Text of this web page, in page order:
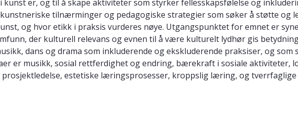
er, og til å skape aktiviteter som styrker fellesskapsfølelse og
tilnærminger og pedagogiske strategier som søker å støtte og
og hvor etikk i praksis vurderes nøye. Utgangspunktet for emnet er
der kulturell relevans og evnen til å være kulturelt lydhør gis
dans og drama som inkluderende og ekskluderende praksiser, og som
er musikk, sosial rettferdighet og endring, bærekraft i sosiale aktiviteter,
estetiske læringsprosesser, kroppslig læring, og